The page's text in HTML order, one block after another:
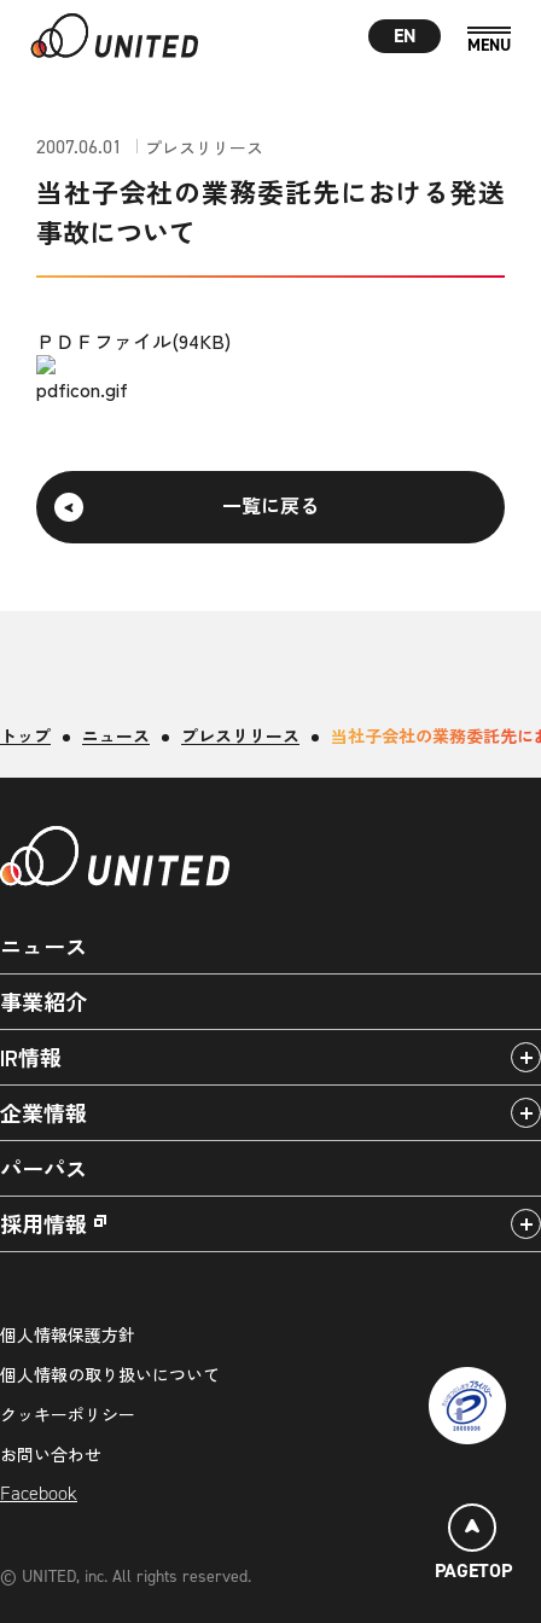
EN
2007.06.01 プレスリリース
当社子会社の業務委託先における発送
事故について
ＰＤＦファイル(94KB)
一覧に戻る
トップ ニュース プレスリリース 当社子会社の業務委託先
PAGETOP
ニュース
事業紹介
IR情報
企業情報
パーパス
採用情報
個人情報保護方針
個人情報の取り扱いについて
クッキーポリシー
お問い合わせ
Facebook
© UNITED, inc. All rights reserved.